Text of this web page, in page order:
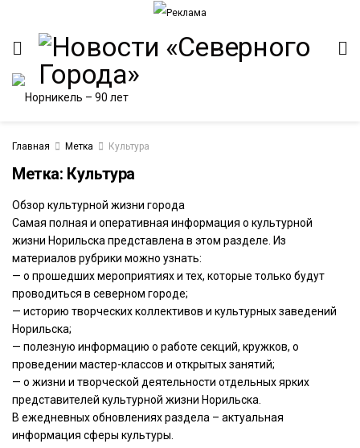
Главная Метка Культура
Метка: Культура
Обзор культурной жизни города
Самая полная и оперативная информация о культурной
жизни Норильска представлена в этом разделе. Из
материалов рубрики можно узнать:
— о прошедших мероприятиях и тех, которые только будут
проводиться в северном городе;
— историю творческих коллективов и культурных заведений
Норильска;
— полезную информацию о работе секций, кружков, о
проведении мастер-классов и открытых занятий;
— о жизни и творческой деятельности отдельных ярких
представителей культурной жизни Норильска.
В ежедневных обновлениях раздела – актуальная
информация сферы культуры.